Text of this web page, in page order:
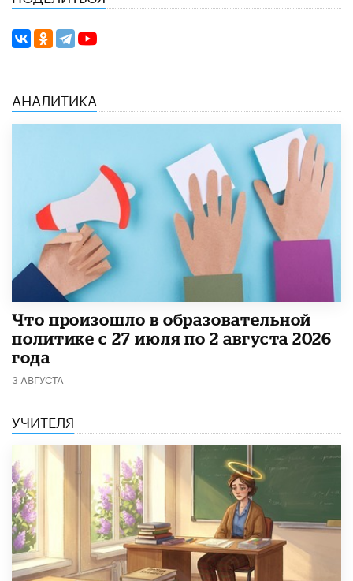
АНАЛИТИКА
​Что произошло в образовательной
политике с 27 июля по 2 августа 2026
года
3 АВГУСТА
УЧИТЕЛЯ